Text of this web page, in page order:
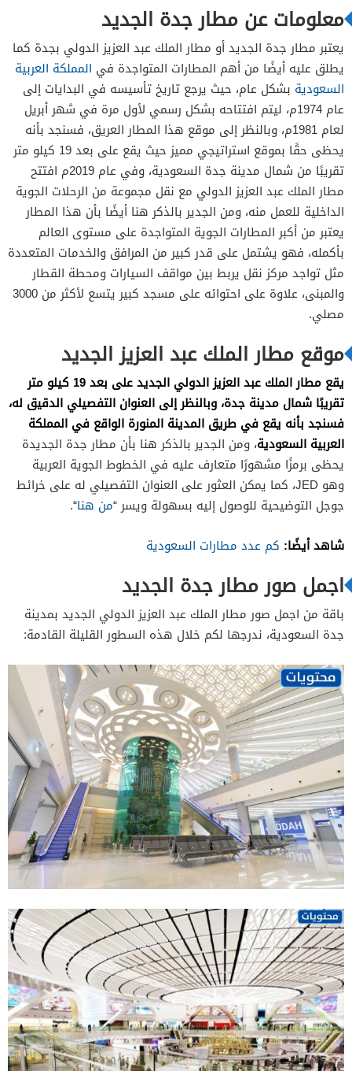
الصالة الملكية
معلومات عن مطار جدة الجديد
يعتبر مطار جدة الجديد أو مطار الملك عبد العزيز الدولي بجدة كما
يطلق عليه أيضًا من أهم المطارات المتواجدة في المملكة العربية
السعودية بشكل عام، حيث يرجع تاريخ تأسيسه في البدايات إلى
عام 1974م، ليتم افتتاحه بشكل رسمي لأول مرة في شهر أبريل
لعام 1981م، وبالنظر إلى موقع هذا المطار العريق، فسنجد بأنه
يحظى حقًا بموقع استراتيجي مميز حيث يقع على بعد 19 كيلو متر
تقريبًا من شمال مدينة جدة السعودية، وفي عام 2019م افتتح
مطار الملك عبد العزيز الدولي مع نقل مجموعة من الرحلات الجوية
الداخلية للعمل منه، ومن الجدير بالذكر هنا أيضًا بأن هذا المطار
يعتبر من أكبر المطارات الجوية المتواجدة على مستوى العالم
بأكمله، فهو يشتمل على قدر كبير من المرافق والخدمات المتعددة
مثل تواجد مركز نقل يربط بين مواقف السيارات ومحطة القطار
والمبنى، علاوة على احتوائه على مسجد كبير يتسع لأكثر من 3000
مصلي.
موقع مطار الملك عبد العزيز الجديد
يقع مطار الملك عبد العزيز الدولي الجديد على بعد 19 كيلو متر
تقريبًا شمال مدينة جدة، وبالنظر إلى العنوان التفصيلي الدقيق له،
فسنجد بأنه يقع في طريق المدينة المنورة الواقع في المملكة
العربية السعودية، ومن الجدير بالذكر هنا بأن مطار جدة الجديدة
يحظى برمزًا مشهورًا متعارف عليه في الخطوط الجوية العربية
وهو JED، كما يمكن العثور على العنوان التفصيلي له على خرائط
جوجل التوضيحية للوصول إليه بسهولة ويسر “من هنا“.
شاهد أيضًا: كم عدد مطارات السعودية
اجمل صور مطار جدة الجديد
باقة من اجمل صور مطار الملك عبد العزيز الدولي الجديد بمدينة
جدة السعودية، ندرجها لكم خلال هذه السطور القليلة القادمة: